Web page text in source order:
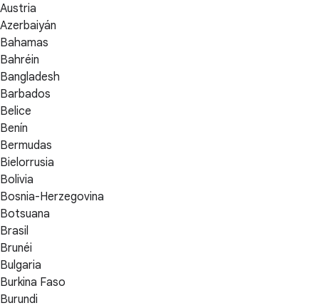
Austria
Azerbaiyán
Bahamas
Bahréin
Bangladesh
Barbados
Belice
Benín
Bermudas
Bielorrusia
Bolivia
Bosnia-Herzegovina
Botsuana
Brasil
Brunéi
Bulgaria
Burkina Faso
Burundi